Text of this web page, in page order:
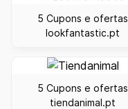
5 Cupons e ofertas
lookfantastic.pt
5 Cupons e ofertas
tiendanimal.pt